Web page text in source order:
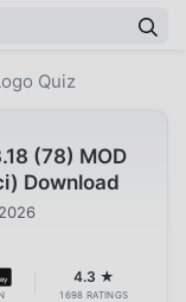
Quiz
(78) MOD
Download
4.3 ★
1698 RATINGS